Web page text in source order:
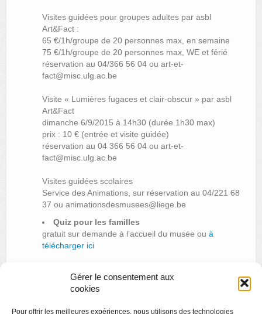
Gérer le consentement aux
cookies
Pour offrir les meilleures expériences, nous utilisons des technologies
Visites guidées pour groupes adultes par asbl
Art&Fact :
65 €/1h/groupe de 20 personnes max, en semaine
75 €/1h/groupe de 20 personnes max, WE et férié
réservation au 04/366 56 04 ou art-et-
fact@misc.ulg.ac.be
Visite « Lumières fugaces et clair-obscur » par asbl
Art&Fact
dimanche 6/9/2015 à 14h30 (durée 1h30 max)
prix : 10 € (entrée et visite guidée)
réservation au 04 366 56 04 ou art-et-
fact@misc.ulg.ac.be
Visites guidées scolaires
Service des Animations, sur réservation au 04/221 68
37 ou animationsdesmusees@liege.be
Quiz pour les familles
gratuit sur demande à l’accueil du musée ou à
télécharger ici
Stages d’Art contemporain